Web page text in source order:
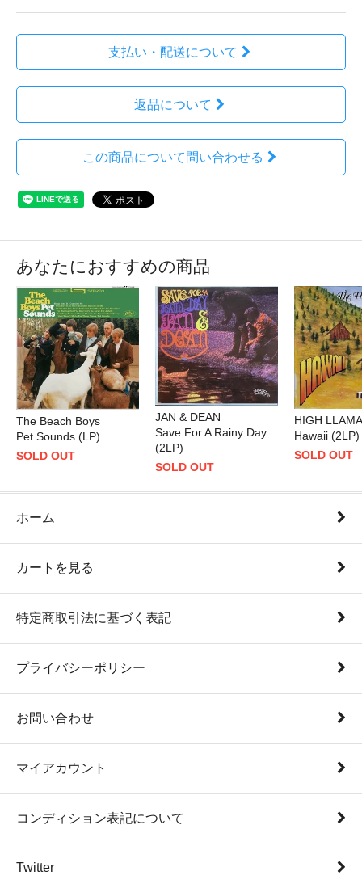
支払い・配送について
返品について
この商品について問い合わせる
あなたにおすすめの商品
The Beach Boys
Pet Sounds (LP)
SOLD OUT
JAN & DEAN
Save For A Rainy Day
(2LP)
SOLD OUT
HIGH
Hawaii (2LP)
SOLD OUT
ホーム
カートを見る
特定商取引法に基づく表記
プライバシーポリシー
お問い合わせ
マイアカウント
コンディション表記について
Twitter